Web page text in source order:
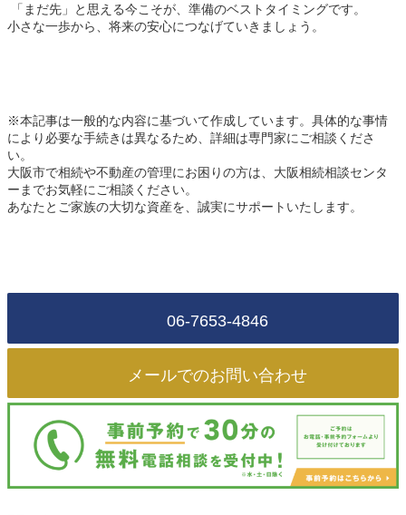
「まだ先」と思える今こそが、準備のベストタイミングです。
小さな一歩から、将来の安心につなげていきましょう。
※本記事は一般的な内容に基づいて作成しています。具体的な事情
により必要な手続きは異なるため、詳細は専門家にご相談くださ
い。
大阪市で相続や不動産の管理にお困りの方は、大阪相続相談センタ
ーまでお気軽にご相談ください。
あなたとご家族の大切な資産を、誠実にサポートいたします。
06-7653-4846
メールでのお問い合わせ